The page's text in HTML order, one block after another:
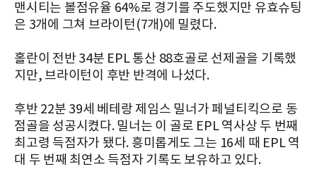
맨시티는 볼점유율 64%로 경기를 주도했지만 유효슈팅
은 3개에 그쳐 브라이턴(7개)에 밀렸다.
홀란이 전반 34분 EPL 통산 88호골로 선제골을 기록했
지만, 브라이턴이 후반 반격에 나섰다.
후반 22분 39세 베테랑 제임스 밀너가 페널티킥으로 동
점골을 성공시켰다. 밀너는 이 골로 EPL 역사상 두 번째
최고령 득점자가 됐다. 흥미롭게도 그는 16세 때 EPL 역
대 두 번째 최연소 득점자 기록도 보유하고 있다.